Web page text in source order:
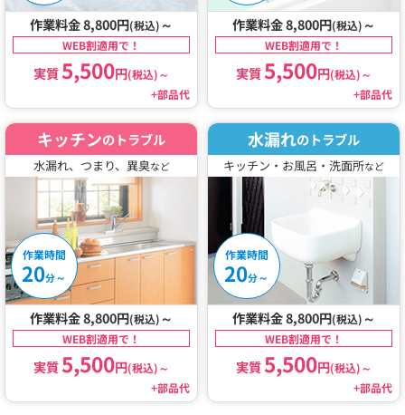
作業料金 8,800円(税込) ～
WEB割適用で！
実質5,500円(税込)～
+部品代
作業料金 8,800円(税込) ～
WEB割適用で！
実質5,500円(税込)～
+部品代
キッチンのトラブル
水漏れ、つまり、異臭など
作業時間
20分～
作業料金 8,800円(税込) ～
WEB割適用で！
実質5,500円(税込)～
+部品代
水漏れのトラブル
キッチン・お風呂・洗面所など
作業時間
20分～
作業料金 8,800円(税込) ～
WEB割適用で！
実質5,500円(税込)～
+部品代